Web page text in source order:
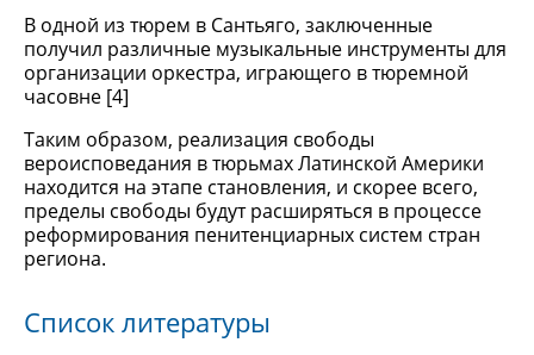
В одной из тюрем в Сантьяго, заключенные
получил различные музыкальные инструменты для
организации оркестра, играющего в тюремной
часовне [4]
Таким образом, реализация свободы
вероисповедания в тюрьмах Латинской Америки
находится на этапе становления, и скорее всего,
пределы свободы будут расширяться в процессе
реформирования пенитенциарных систем стран
региона.
Список литературы